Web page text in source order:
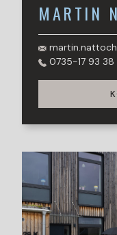
MARTIN
0735-17 93 38